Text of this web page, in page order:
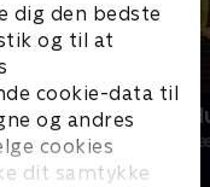
dig den bedste
og til at
cookie-data til
og andres
cookies
dit samtykke
Danmarks
TV-Shows • 1